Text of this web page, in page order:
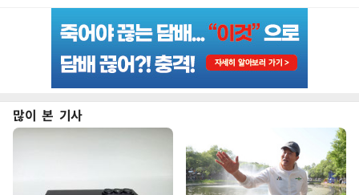
많이 본 기사